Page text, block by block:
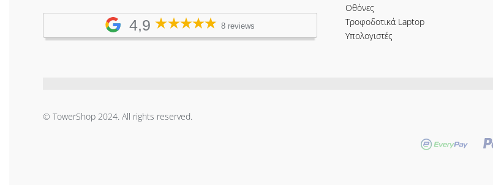
4,9 8 reviews
Οθόνες
Τροφοδοτικά Laptop
Υπολογιστές
© TowerShop 2024. All rights reserved.